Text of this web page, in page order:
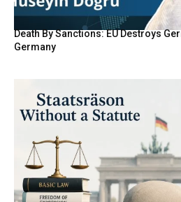
Death By Sanctions: EU Destroys
Germany